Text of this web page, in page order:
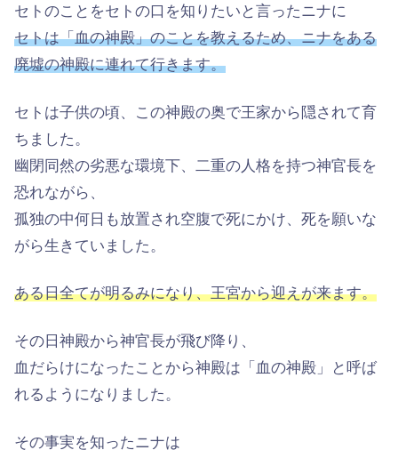
セトのことをセトの口を知りたいと言ったニナに
セトは「血の神殿」のことを教えるため、ニナをある
廃墟の神殿に連れて行きます。
セトは子供の頃、この神殿の奥で王家から隠されて育
ちました。
幽閉同然の劣悪な環境下、二重の人格を持つ神官長を
恐れながら、
孤独の中何日も放置され空腹で死にかけ、死を願いな
がら生きていました。
ある日全てが明るみになり、王宮から迎えが来ます。
その日神殿から神官長が飛び降り、
血だらけになったことから神殿は「血の神殿」と呼ば
れるようになりました。
その事実を知ったニナは